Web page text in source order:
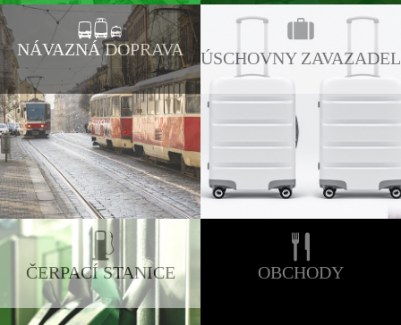
NÁVAZNÁ DOPRAVA ÚSCHOVNY ZAVAZADEL
ČERPACÍ STANICE OBCHODY